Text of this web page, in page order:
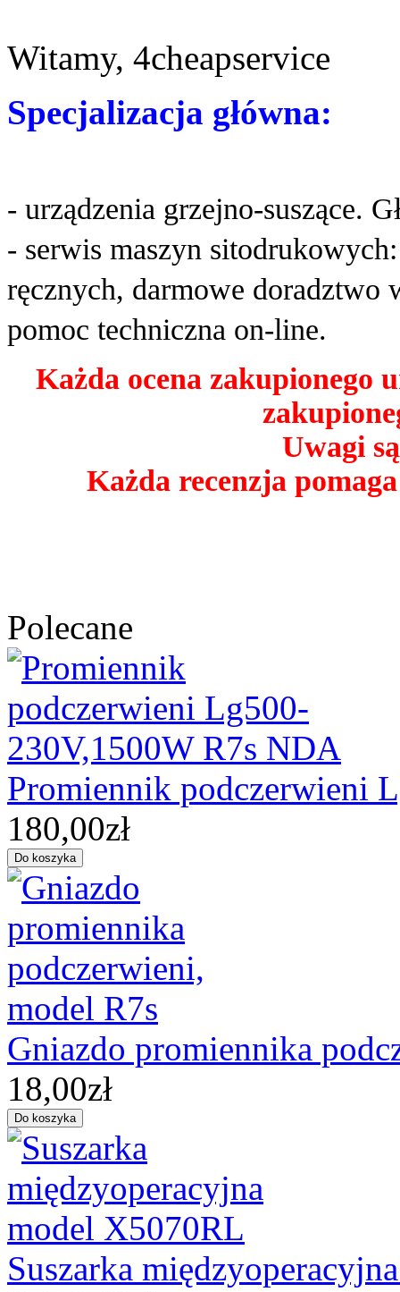
Witamy, 4cheapservice
Specjalizacja główna:
- urządzenia grzejno-suszące.
- serwis maszyn
ręcznych, darmowe doradztwo
pomoc techniczna on-line.
Każda ocena zakupionego
Uwagi
Każda recenzja
Polecane
Promiennik podczerwieni
180,00zł
Gniazdo promiennika
18,00zł
Suszarka